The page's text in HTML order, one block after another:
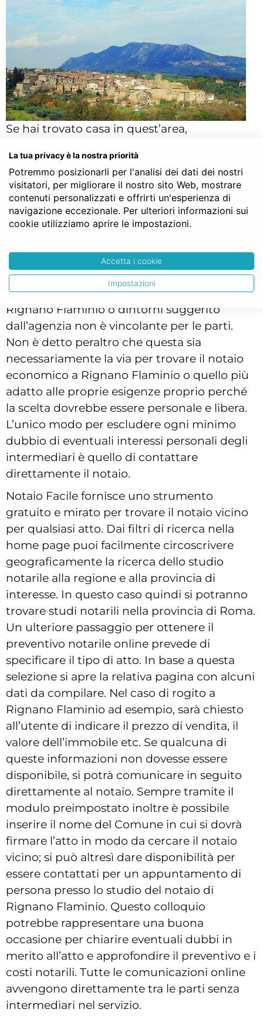
Se hai trovato casa in quest’area,
ti sei rivolto ad internet per la
notaio di Rignano Flaminioonline. Grazie ad
internet infatti si possono ottimizzare tempi
e risultati di questa prima fase di ricerca e
contatto. Prima di tutto potrebbe esserti
un’agenzia immobiliare locale per la ricerca
di casa, la scelta del notaio resta libera.
L’eventuale nominativo del notaio di
Rignano Flaminio o dintorni suggerito
dall’agenzia non è vincolante per le parti.
Non è detto peraltro che questa sia
necessariamente la via per trovare il notaio
economico a Rignano Flaminio o quello più
adatto alle proprie esigenze proprio perché
la scelta dovrebbe essere personale e libera.
L’unico modo per escludere ogni minimo
dubbio di eventuali interessi personali degli
intermediari è quello di contattare
direttamente il notaio.
Notaio Facile fornisce uno strumento
gratuito e mirato per trovare il notaio vicino
per qualsiasi atto. Dai filtri di ricerca nella
home page puoi facilmente circoscrivere
geograficamente la ricerca dello studio
notarile alla regione e alla provincia di
interesse. In questo caso quindi si potranno
trovare studi notarili nella provincia di Roma.
Un ulteriore passaggio per ottenere il
preventivo notarile online prevede di
specificare il tipo di atto. In base a questa
selezione si apre la relativa pagina con alcuni
dati da compilare. Nel caso di rogito a
Rignano Flaminio ad esempio, sarà chiesto
all’utente di indicare il prezzo di vendita, il
valore dell’immobile etc. Se qualcuna di
queste informazioni non dovesse essere
disponibile, si potrà comunicare in seguito
direttamente al notaio. Sempre tramite il
modulo preimpostato inoltre è possibile
inserire il nome del Comune in cui si dovrà
firmare l’atto in modo da cercare il notaio
vicino; si può altresì dare disponibilità per
essere contattati per un appuntamento di
persona presso lo studio del notaio di
Rignano Flaminio. Questo colloquio
potrebbe rappresentare una buona
occasione per chiarire eventuali dubbi in
merito all’atto e approfondire il preventivo e i
costi notarili. Tutte le comunicazioni online
avvengono direttamente tra le parti senza
intermediari nel servizio.
La tua privacy è la nostra priorità
Potremmo posizionarli per l'analisi dei dati dei nostri
visitatori, per migliorare il nostro sito Web, mostrare
contenuti personalizzati e offrirti un'esperienza di
navigazione eccezionale. Per ulteriori informazioni sui
cookie utilizziamo aprire le impostazioni.
Accetta i cookie
Impostazioni